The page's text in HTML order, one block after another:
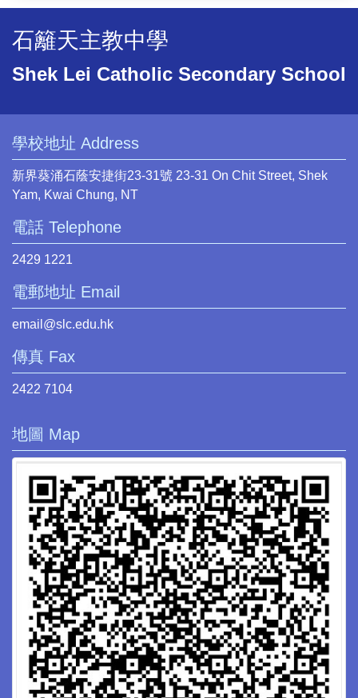
石籬天主教中學
Shek Lei Catholic Secondary School
學校地址 Address
新界葵涌石蔭安捷街23-31號 23-31 On Chit Street, Shek
Yam, Kwai Chung, NT
電話 Telephone
2429 1221
電郵地址 Email
email@slc.edu.hk
傳真 Fax
2422 7104
地圖 Map